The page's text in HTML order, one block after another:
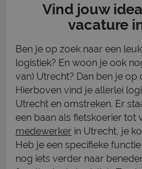
Vind jouw
vacature
Ben je op zoek naar een
logistiek? En woon je ook
van) Utrecht? Dan ben je op
Hierboven vind je allerlei
Utrecht en omstreken. Er
een baan als fietskoerier tot
medewerker in Utrecht, je
Heb je een specifieke
nog iets verder naar